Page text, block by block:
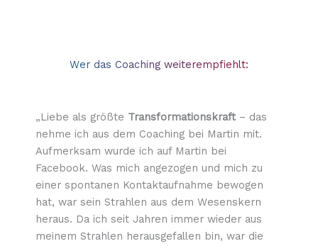
Wer das Coaching weiterempfiehlt:
„Liebe als größte Transformationskraft – das
nehme ich aus dem Coaching bei Martin mit.
Aufmerksam wurde ich auf Martin bei
Facebook. Was mich angezogen und mich zu
einer spontanen Kontaktaufnahme bewogen
hat, war sein Strahlen aus dem Wesenskern
heraus. Da ich seit Jahren immer wieder aus
meinem Strahlen herausgefallen bin, war die